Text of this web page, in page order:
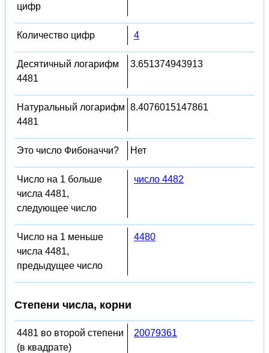
цифр
Количество цифр 4
Десятичный логарифм
4481
3.651374943913
Натуральный логарифм
4481
8.4076015147861
Это число Фибоначчи? Нет
Число на 1 больше
числа 4481,
следующее число
число 4482
Число на 1 меньше
числа 4481,
предыдущее число
4480
Степени числа, корни
4481 во второй степени
(в квадрате)
20079361